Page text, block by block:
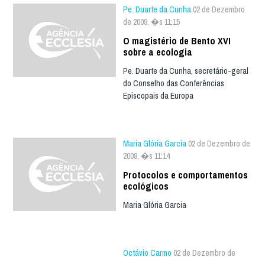
Pe. Duarte da Cunha 02 de Dezembro
de 2009, �s 11:15
O magistério de Bento XVI
sobre a ecologia
Pe. Duarte da Cunha, secretário-geral
do Conselho das Conferências
Episcopais da Europa
Maria Glória Garcia 02 de Dezembro de
2009, �s 11:14
Protocolos e comportamentos
ecológicos
Maria Glória Garcia
Octávio Carmo 02 de Dezembro de